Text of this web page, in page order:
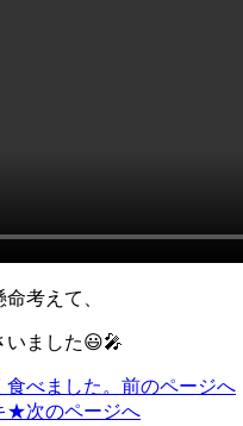
考えて、
いました😃🎤
べました。 前のページへ
★次のページへ